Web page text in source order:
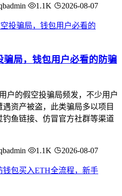
1.1K 2026-08-07
骗局，钱包用户必看的防骗
户的假空投骗局频发，不少用户
遇资产被盗，此类骗局多以项目
钓鱼链接、仿冒官方社群等渠道
1.1K 2026-08-07